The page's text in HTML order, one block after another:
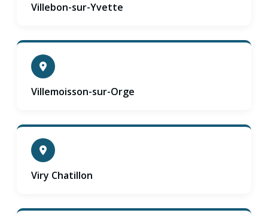
Villebon-sur-Yvette
Villemoisson-sur-Orge
Viry Chatillon